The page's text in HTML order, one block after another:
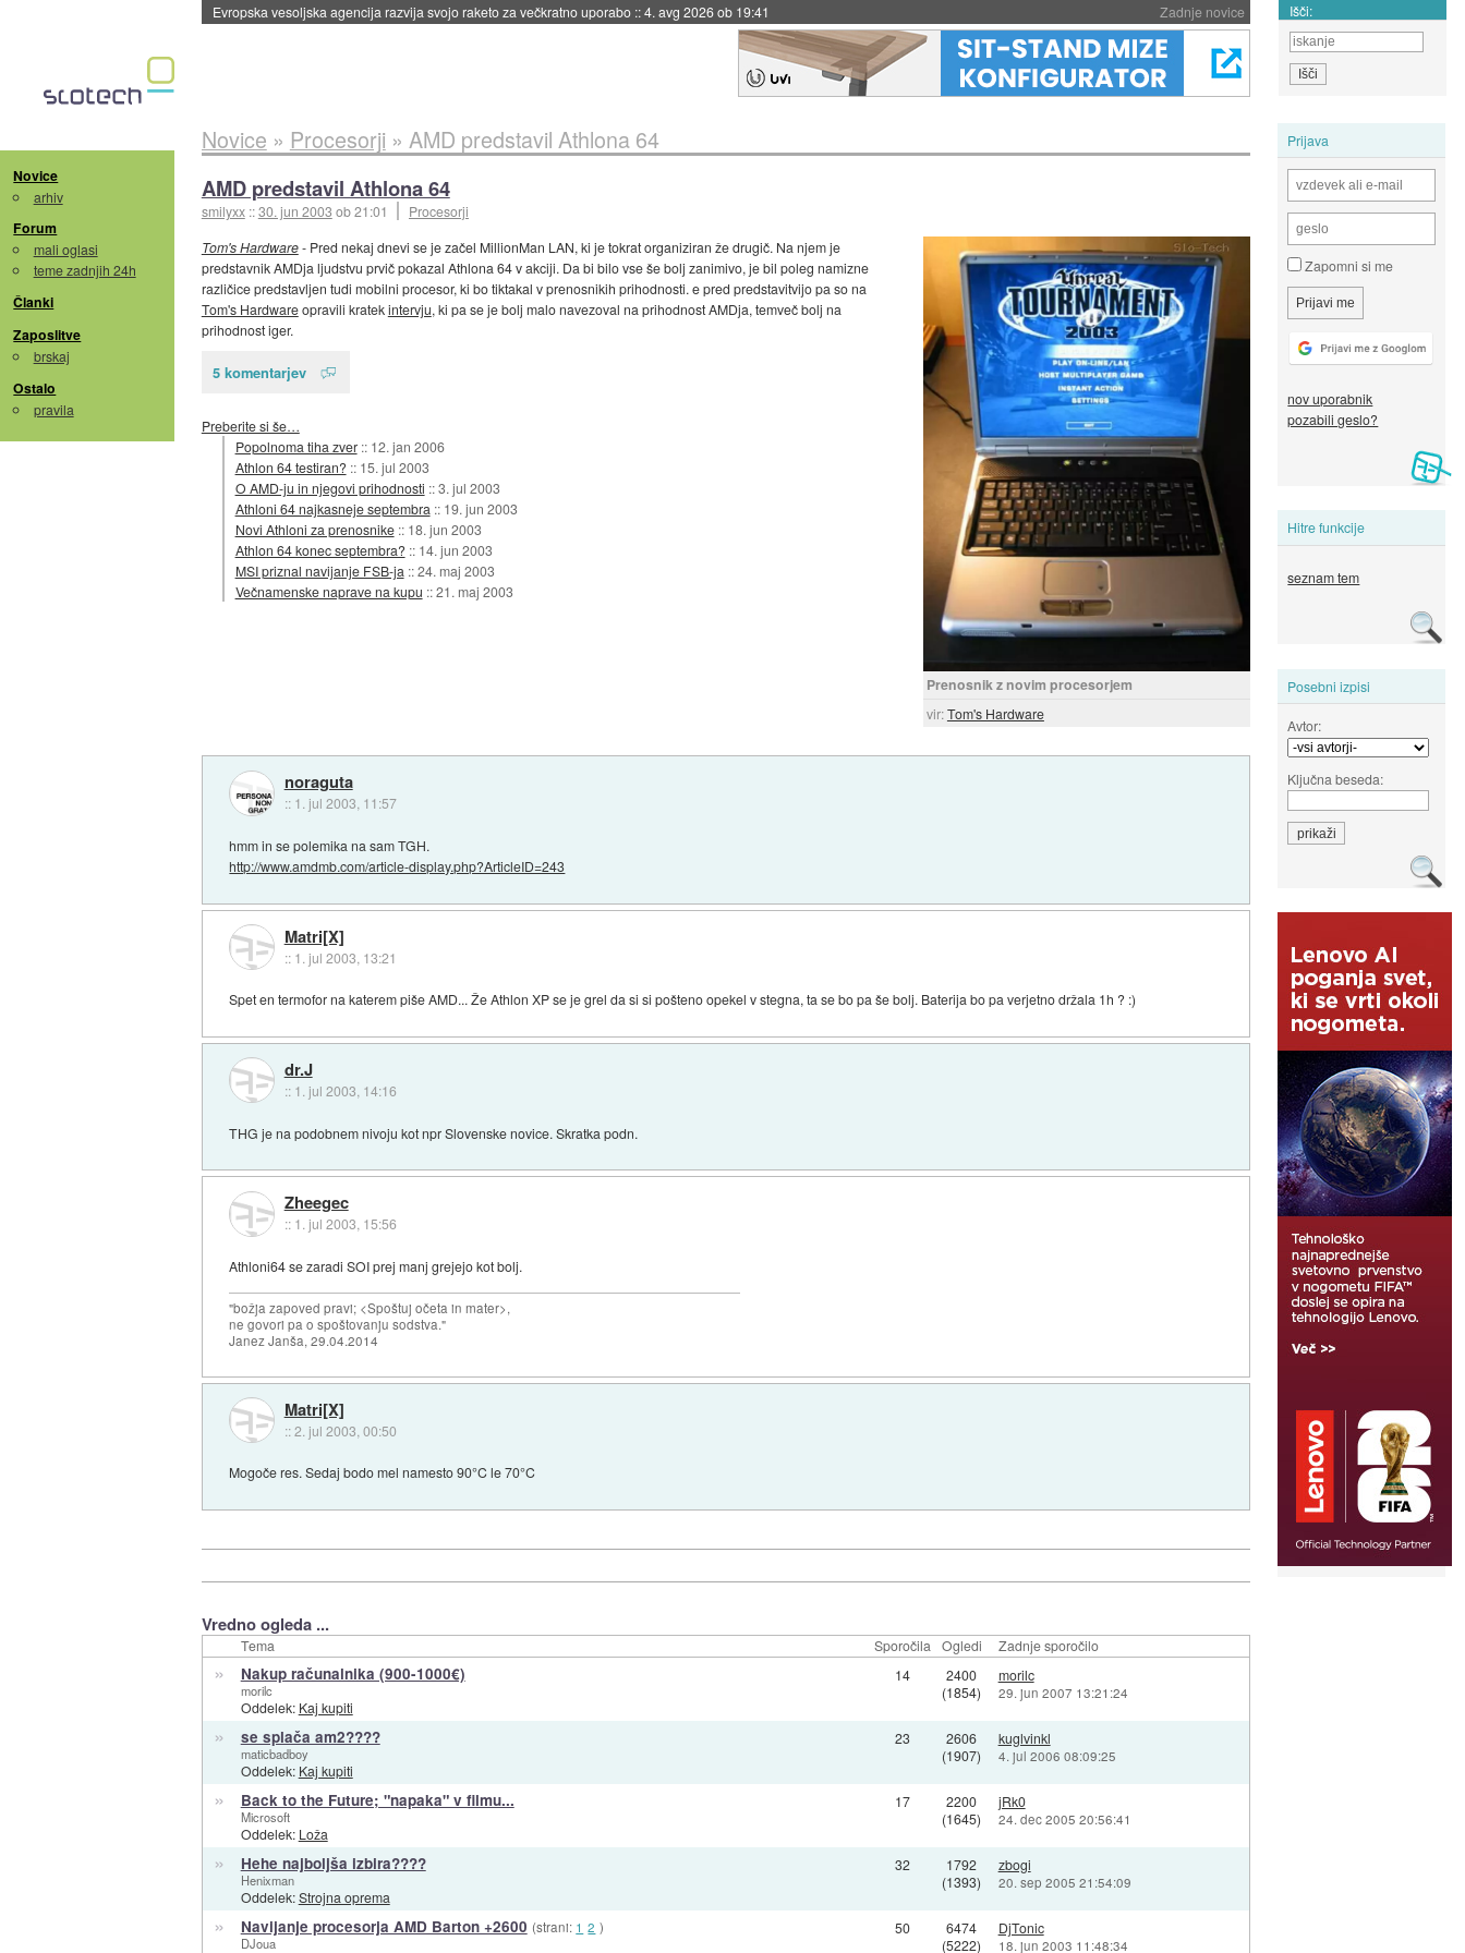
Zadnje novice
Evropska vesoljska agencija razvija svojo raketo za večkratno uporabo ::4. avg 2026 ob 19:41 Išči:
Novice
arhiv
Forum
mali oglasi
teme zadnjih 24h
Članki
Zaposlitve
brskaj
Ostalo
pravila
Prijava
Zapomni si me
nov uporabnik
pozabili geslo?
Hitre funkcije
seznam tem
Posebni izpisi
Avtor:
Ključna beseda:
Novice » Procesorji » AMD predstavil Athlona 64
AMD predstavil Athlona 64
smilyxx ::30. jun 2003 ob 21:01 Procesorji
Prenosnik z novim procesorjem
vir:Tom's Hardware
Tom's Hardware- Pred nekaj dnevi se je začel MillionMan LAN, ki je tokrat organiziran že drugič. Na njem je
predstavnik AMDja ljudstvu prvič pokazal Athlona 64 v akciji. Da bi bilo vse še bolj zanimivo, je bil poleg namizne
različice predstavljen tudi mobilni procesor, ki bo tiktakal v prenosnikih prihodnosti. e pred predstavitvijo pa so na
Tom's Hardwareopravili kratekintervju, ki pa se je bolj malo navezoval na prihodnost AMDja, temveč bolj na
prihodnost iger.
5 komentarjev
Preberite si še…
Popolnoma tiha zver :: 12. jan 2006
Athlon 64 testiran? :: 15. jul 2003
O AMD-ju in njegovi prihodnosti ::3. jul 2003
Athloni 64 najkasneje septembra :: 19. jun 2003
Novi Athloni za prenosnike :: 18. jun 2003
Athlon 64 konec septembra? :: 14. jun 2003
MSI priznal navijanje FSB-ja ::24. maj 2003
Večnamenske naprave na kupu ::21. maj 2003
noraguta
:: 1. jul 2003, 11:57
hmm in se polemika na sam TGH.
http://www.amdmb.com/article-display.php?ArticleID=243
Matri[X]
:: 1. jul 2003, 13:21
Spet en termofor na katerem piše AMD... Že Athlon XP se je grel da si si pošteno opekel v stegna, ta se bo pa še bolj. Baterija bo pa verjetno držala 1h ? :)
dr.J
:: 1. jul 2003, 14:16
THG je na podobnem nivoju kot npr Slovenske novice. Skratka podn.
Zheegec
:: 1. jul 2003, 15:56
Athloni64 se zaradi SOI prej manj grejejo kot bolj.
"božja zapoved pravi; <Spoštuj očeta in mater>,
ne govori pa o spoštovanju sodstva."
Janez Janša, 29.04.2014
Matri[X]
::2. jul 2003, 00:50
Mogoče res. Sedaj bodo mel namesto 90°C le 70°C
Vredno ogleda ...
Tema Sporočila Ogledi Zadnje sporočilo
» Nakup računalnika (900-1000€)
morilc
Oddelek: Kaj kupiti
14
2400
(1854)
morilc
29. jun 2007 13:21:24
» se splača am2????
maticbadboy
Oddelek: Kaj kupiti
23
2606
(1907)
kuglvinkl
4. jul 2006 08:09:25
» Back to the Future; "napaka" v filmu...
Microsoft
Oddelek: Loža
17
2200
(1645)
jRk0
24. dec 2005 20:56:41
» Hehe najboljša izbira????
Henixman
Oddelek:Strojna oprema
32
1792
(1393)
zbogi
20. sep 2005 21:54:09
» Navijanje procesorja AMD Barton +2600 (strani: 1 2 )
DJoua
50
6474
(5222)
DjTonic
18. jun 2003 11:48:34